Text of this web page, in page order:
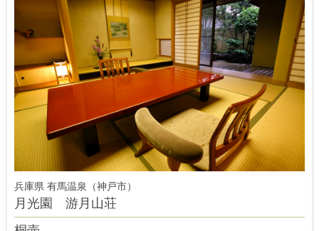
兵庫県 有馬温泉（神戸市）
月光園 游月山荘